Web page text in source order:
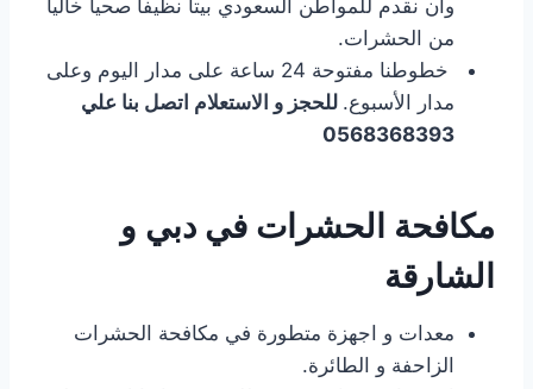
وان نقدم للمواطن السعودي بيتا نظيفا صحيا خاليا
من الحشرات.
خطوطنا مفتوحة 24 ساعة على مدار اليوم وعلى
مدار الأسبوع. للحجز و الاستعلام اتصل بنا علي
0568368393
مكافحة الحشرات في دبي و
الشارقة
معدات و اجهزة متطورة في مكافحة الحشرات
الزاحفة و الطائرة.